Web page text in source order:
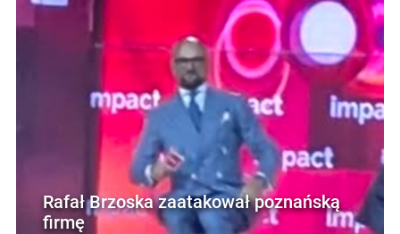
Rafał Brzoska zaatakował poznańską
firmę